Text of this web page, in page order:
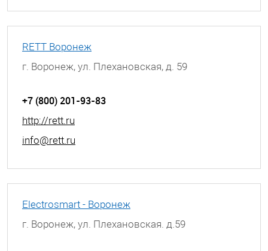
RETT Воронеж
г. Воронеж, ул. Плехановская, д. 59
+7 (800) 201-93-83
http://rett.ru
info@rett.ru
Electrosmart - Воронеж
г. Воронеж, ул. Плехановская. д.59